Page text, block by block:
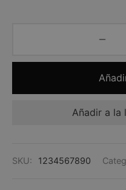
Añadir a la
SKU: 1234567890